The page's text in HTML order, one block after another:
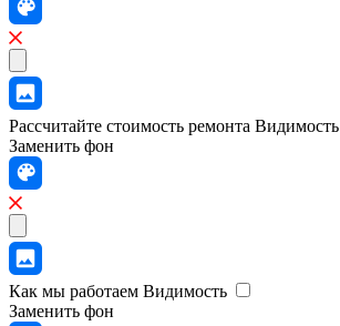
Рассчитайте стоимость ремонта Видимость
Заменить фон
Как мы работаем Видимость
Заменить фон